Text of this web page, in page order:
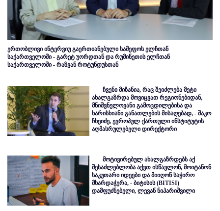
ერთობლივი ინტერვიუ გაერთიანებული სამეფოს ელჩთან
საქართველოში - გარეტ უორდთან და რუმინეთის ელჩთან
საქართველოში - რაზვან როტუნდუსთან
ჩვენი მიზანია, რაც შეიძლება მეტი
ახალგაზრდა მოვიცვათ რეგიონებიდან,
მნიშვნელოვანი გამოცდილებისა და
ხარისხიანი განათლების მისაღებად, - შაკო
ჩხეიძე, ევროპულ-ქართული ინსტიტუტის
აღმასრულებელი დირექტორი
მოტივირებულ ახალგაზრდებს აქ
შესაძლებლობა აქვთ ისწავლონ, მოიტანონ
საკუთარი იდეები და მიიღონ საჭირო
მხარდაჭერა, - ბიტისის (BITISI)
დამფუძნებელი, ლევან ნიპარიშვილი